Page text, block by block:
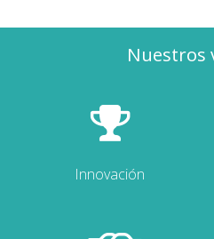
Nuestros
Innovación